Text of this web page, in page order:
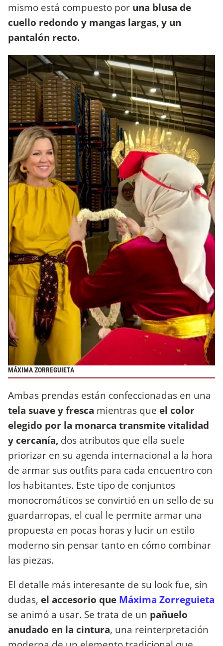
mismo está compuesto por una blusa de
cuello redondo y mangas largas, y un
pantalón recto.
MÁXIMA ZORREGUIETA
Ambas prendas están confeccionadas en una
tela suave y fresca mientras que el color
elegido por la monarca transmite vitalidad
y cercanía, dos atributos que ella suele
priorizar en su agenda internacional a la hora
de armar sus outfits para cada encuentro con
los habitantes. Este tipo de conjuntos
monocromáticos se convirtió en un sello de su
guardarropas, el cual le permite armar una
propuesta en pocas horas y lucir un estilo
moderno sin pensar tanto en cómo combinar
las piezas.
El detalle más interesante de su look fue, sin
dudas, el accesorio que Máxima Zorreguieta
se animó a usar. Se trata de un pañuelo
anudado en la cintura, una reinterpretación